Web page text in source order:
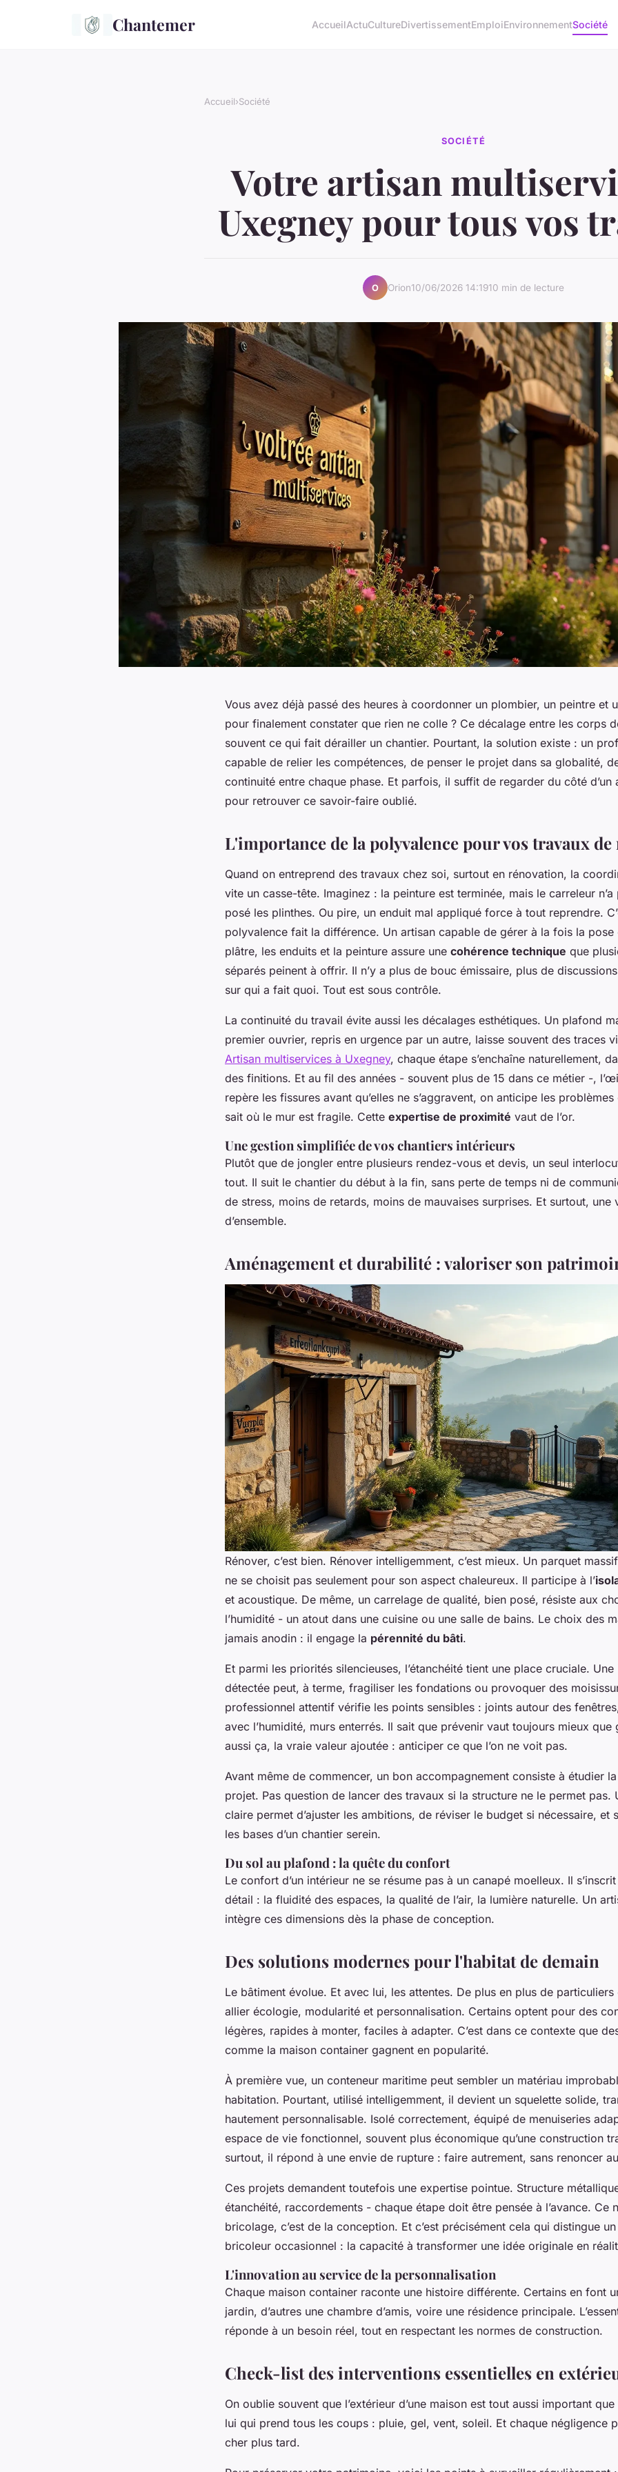
Chantemer AccueilActuCultureDivertissementEmploiEnvironnementSociété
Accueil›Société
SOCIÉTÉ
Votre artisan
Uxegney pour tous vos
O Orion10/06/2026 14:1910 min de lecture
Vous avez déjà passé des heures à coordonner un plombier, un peintre et
pour finalement constater que rien ne colle ? Ce décalage entre les corps
souvent ce qui fait dérailler un chantier. Pourtant, la solution existe : un
capable de relier les compétences, de penser le projet dans sa globalité,
continuité entre chaque phase. Et parfois, il suffit de regarder du côté d’un
pour retrouver ce savoir-faire oublié.
L'importance de la polyvalence pour vos travaux
Quand on entreprend des travaux chez soi, surtout en rénovation, la
vite un casse-tête. Imaginez : la peinture est terminée, mais le carreleur n’a
posé les plinthes. Ou pire, un enduit mal appliqué force à tout reprendre.
polyvalence fait la différence. Un artisan capable de gérer à la fois la pose
plâtre, les enduits et la peinture assure une cohérence technique que
séparés peinent à offrir. Il n’y a plus de bouc émissaire, plus de
sur qui a fait quoi. Tout est sous contrôle.
La continuité du travail évite aussi les décalages esthétiques. Un plafond
premier ouvrier, repris en urgence par un autre, laisse souvent des traces
Artisan multiservices à Uxegney, chaque étape s’enchaîne naturellement,
des finitions. Et au fil des années - souvent plus de 15 dans ce métier -,
repère les fissures avant qu’elles ne s’aggravent, on anticipe les problèmes
sait où le mur est fragile. Cette expertise de proximité vaut de l’or.
Une gestion simplifiée de vos chantiers intérieurs
Plutôt que de jongler entre plusieurs rendez-vous et devis, un seul
tout. Il suit le chantier du début à la fin, sans perte de temps ni de
de stress, moins de retards, moins de mauvaises surprises. Et surtout, une
d’ensemble.
Aménagement et durabilité : valoriser son
Rénover, c’est bien. Rénover intelligemment, c’est mieux. Un parquet
ne se choisit pas seulement pour son aspect chaleureux. Il participe à l’
et acoustique. De même, un carrelage de qualité, bien posé, résiste aux
l’humidité - un atout dans une cuisine ou une salle de bains. Le choix des
jamais anodin : il engage la pérennité du bâti.
Et parmi les priorités silencieuses, l’étanchéité tient une place cruciale.
détectée peut, à terme, fragiliser les fondations ou provoquer des
professionnel attentif vérifie les points sensibles : joints autour des
avec l’humidité, murs enterrés. Il sait que prévenir vaut toujours mieux que
aussi ça, la vraie valeur ajoutée : anticiper ce que l’on ne voit pas.
Avant même de commencer, un bon accompagnement consiste à étudier
projet. Pas question de lancer des travaux si la structure ne le permet pas.
claire permet d’ajuster les ambitions, de réviser le budget si nécessaire, et
les bases d’un chantier serein.
Du sol au plafond : la quête du confort
Le confort d’un intérieur ne se résume pas à un canapé moelleux. Il
détail : la fluidité des espaces, la qualité de l’air, la lumière naturelle. Un
intègre ces dimensions dès la phase de conception.
Des solutions modernes pour l'habitat de demain
Le bâtiment évolue. Et avec lui, les attentes. De plus en plus de particuliers
allier écologie, modularité et personnalisation. Certains optent pour des
légères, rapides à monter, faciles à adapter. C’est dans ce contexte que
comme la maison container gagnent en popularité.
À première vue, un conteneur maritime peut sembler un matériau
habitation. Pourtant, utilisé intelligemment, il devient un squelette solide,
hautement personnalisable. Isolé correctement, équipé de menuiseries
espace de vie fonctionnel, souvent plus économique qu’une construction
surtout, il répond à une envie de rupture : faire autrement, sans renoncer
Ces projets demandent toutefois une expertise pointue. Structure
étanchéité, raccordements - chaque étape doit être pensée à l’avance. Ce
bricolage, c’est de la conception. Et c’est précisément cela qui distingue un
bricoleur occasionnel : la capacité à transformer une idée originale en
L'innovation au service de la personnalisation
Chaque maison container raconte une histoire différente. Certains en font
jardin, d’autres une chambre d’amis, voire une résidence principale.
réponde à un besoin réel, tout en respectant les normes de construction.
Check-list des interventions essentielles en
On oublie souvent que l’extérieur d’une maison est tout aussi important que
lui qui prend tous les coups : pluie, gel, vent, soleil. Et chaque négligence
cher plus tard.